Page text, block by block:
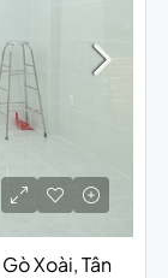
Xoài, Tân